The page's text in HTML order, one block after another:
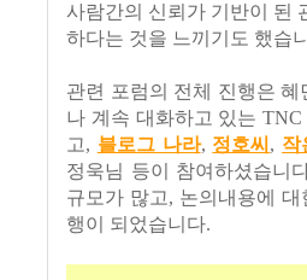
사람간의 신뢰가 기반이 된
하다는 것을 느끼기도 했습
관련 포럼의 전체 진행은
나 계속 대화하고 있는 TNC
고, 블로그 나라, 정호씨 , 작
정욱님 등이 참여하셨습니
규모가 많고, 논의내용에
행이 되었습니다.